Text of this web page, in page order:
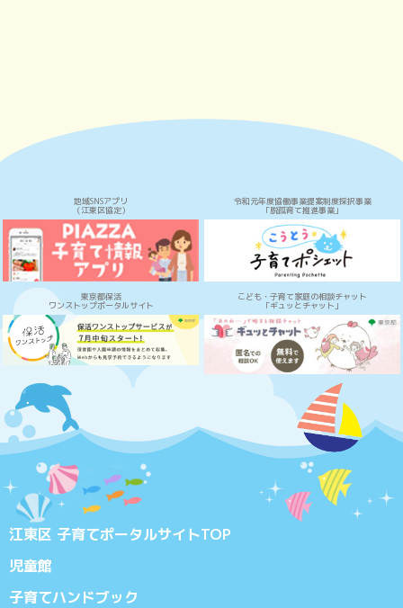
地域SNSアプリ
（江東区協定）
令和元年度協働事業提案制度採択事業
「脱孤育て推進事業」
東京都保活
ワンストップポータルサイト
こども・子育て家庭の相談チャット
「ギュッとチャット」
江東区 子育てポータルサイトTOP
児童館
子育てハンドブック